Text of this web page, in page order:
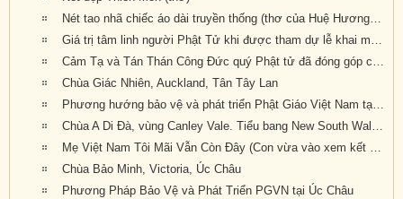
Nét tao nhã chiếc áo dài truyền thống (thơ của Huệ Hương--- Xin ngợi khen và thân tặng quý nữ Phật tử mặc áo dài truyền thống Việt Nam về dự Đại Hội Khoáng Đại kỳ 6 của Giáo Hội tại Tu Viện Quảng Đức)
Giá trị tâm linh người Phật Tử khi được tham dự lễ khai mạc của Đại Hội Khoáng Đại Kỳ 6 của Giáo Hội Phật Giáo Việt Nam Thống Nhất Hải Ngoại tại Úc Đại Lợi-Tân Tây Lan
Cảm Tạ và Tán Thán Công Đức quý Phật tử đã đóng góp công sức cho Đại Hội Kỳ 6 thành tựu viên mãn
Chùa Giác Nhiên, Auckland, Tân Tây Lan
Phương hướng bảo vệ và phát triển Phật Giáo Việt Nam tại Úc Châu (Luật Sư Đào Tăng Dực, pháp danh: Chúc Phán)
Chùa A Di Đà, vùng Canley Vale. Tiểu bang New South Wales. Australia.
Mẹ Việt Nam Tôi Mãi Vẫn Còn Đây (Con vừa vào xem kết quả Đại Hội Khoáng Đại Kỳ 6 của GHPGVNTNHN tại Úc Đại Lợi và Tân Tây Lan được tổ chức tại Tu Viện Quảng Đức với bản Quyết Nghị Đại Hội thật tuyệt vời: Giáo Hội lên án hành động xâm lấn
Chùa Bảo Minh, Victoria, Úc Châu
Phương Pháp Bảo Vệ và Phát Triển PGVN tại Úc Châu